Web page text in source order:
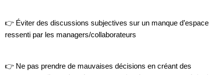
👉 Éviter des discussions subjectives sur un manque d’espace
ressenti par les managers/collaborateurs
👉 Ne pas prendre de mauvaises décisions en créant des